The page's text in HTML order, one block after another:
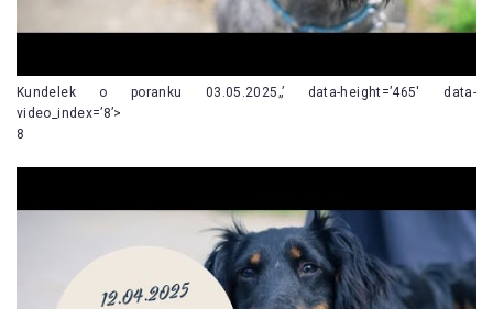
Kundelek o poranku 03.05.2025„’ data-height=’465′ data-
video_index=’8’>
8